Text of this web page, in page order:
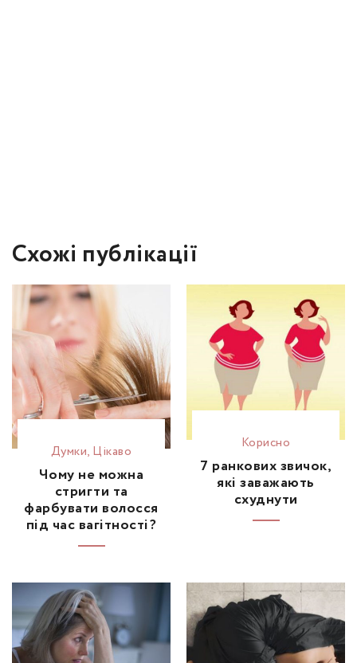
Схожі публікації
Думки, Цікаво
Чому не можна
стригти та
фарбувати волосся
під час вагітності?
Корисно
7 ранкових звичок,
які заважають
схуднути